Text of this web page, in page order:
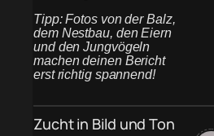
Tipp: Fotos von der Balz,
dem Nestbau, den Eiern
und den Jungvögeln
machen deinen Bericht
erst richtig spannend!
Zucht in Bild und Ton